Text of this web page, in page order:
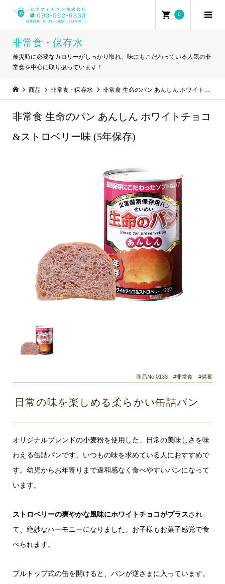
0
非常食・保存水
被災時に必要なカロリーがしっかり取れ、味にもこだわっている人気の非
常食を中心に取り扱っています！
商品 非常食・保存水 非常食 生命のパン あんしん ホワイトチョコ&ストロベリー味 (5年保存)
非常食 生命のパン あんしん ホワイトチョコ
&ストロベリー味 (5年保存)
商品No 0133 #非常食 #備蓄
日常の味を楽しめる柔らかい缶詰パン
オリジナルブレンドの小麦粉を使用した、日常の美味しさを味
わえる缶詰パンです。いつもの味を求めている人におすすめで
す。幼児からお年寄りまで違和感なく食べやすいパンになって
います。
ストロベリーの爽やかな風味にホワイトチョコがプラスされ
て、絶妙なハーモニーになりました。お子様もお菓子感覚で食
べられます。
プルトップ式の缶を開けると、パンが逆さまに入っています。